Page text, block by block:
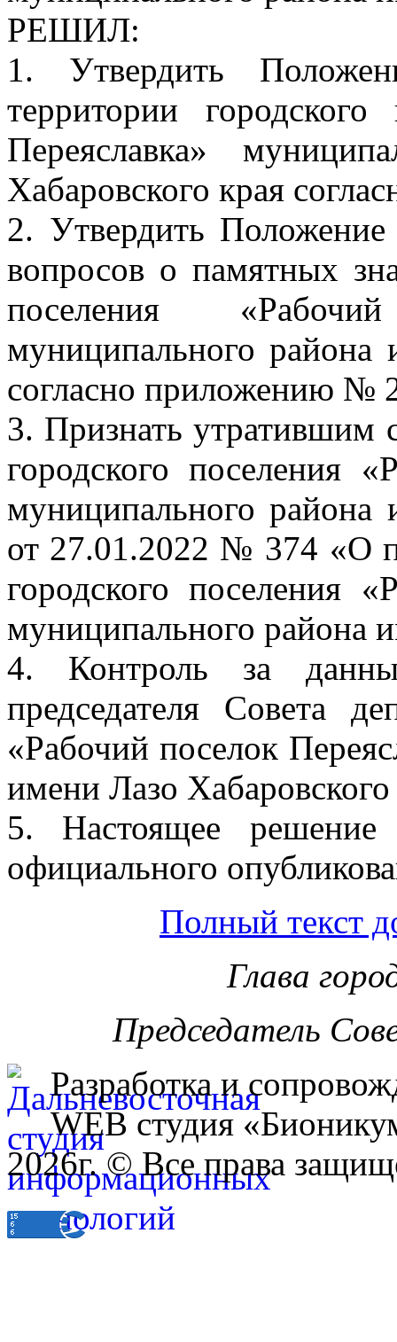
РЕШИЛ:
1. Утвердить
территории
Переяславка»
Хабаровского края
2. Утвердить
вопросов о памятных
поселения
муниципального района
согласно приложению №
3. Признать утратившим
городского поселения
муниципального района
от 27.01.2022 № 374 «О
городского поселения
муниципального района
4. Контроль за
председателя Совета
«Рабочий поселок
имени Лазо
5. Настоящее
официального
Полный текст
Глава
Председатель
Разработка и
WEB студия
2026г. © Все права